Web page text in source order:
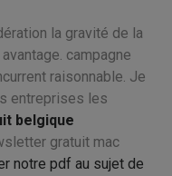
la gravité de la
campagne
raisonnable. Je
entreprises les
belgique
gratuit mac
notre pdf au sujet de